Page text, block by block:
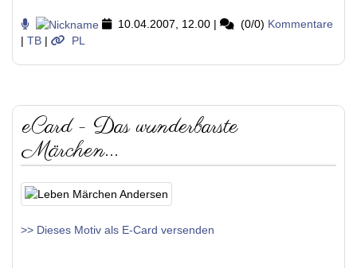
10.04.2007, 12.00 | (0/0) Kommentare
| TB | PL
eCard - Das wunderbarste
Märchen...
>> Dieses Motiv als E-Card versenden